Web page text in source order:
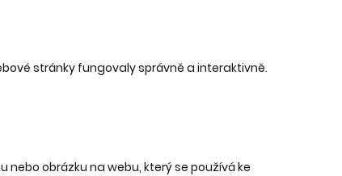
stránky fungovaly správně a interaktivně.
obrázku na webu, který se používá ke